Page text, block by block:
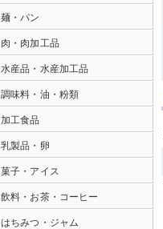
麺・パン
肉・肉加工品
水産品・水産加工品
調味料・油・粉類
加工食品
乳製品・卵
菓子・アイス
飲料・お茶・コーヒー
はちみつ・ジャム